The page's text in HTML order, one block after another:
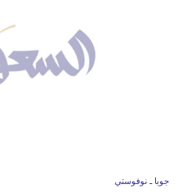
جوبا ـ نوفوستي